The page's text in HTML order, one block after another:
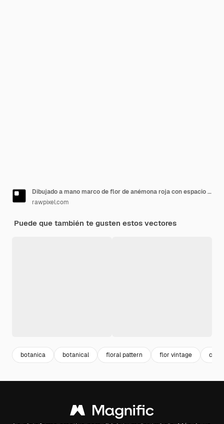
Dibujado a mano marco de flor de anémona roja con espacio de diseño
rawpixel.com
Puede que también te gusten estos vectores
botanica botanical floral pattern flor vintage